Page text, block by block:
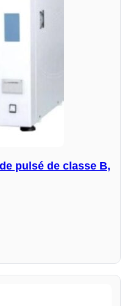
pulsé de classe B,